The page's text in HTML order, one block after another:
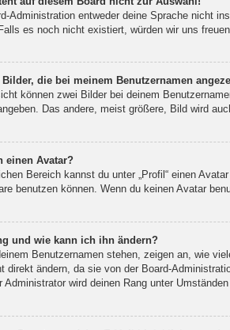
Administration entweder deine Sprache nicht
es noch nicht existiert, würden wir uns
die bei meinem Benutzernamen
können zwei Bilder bei deinem
Das andere, meist größere, Bild wird
einen Avatar?
Bereich kannst du unter „Profil“ einen
benutzen können. Wenn du keinen Avatar
und wie kann ich ihn ändern?
Benutzernamen stehen, zeigen an, wie
direkt ändern, da sie von der Board-
Administrator wird deinen Rang unter